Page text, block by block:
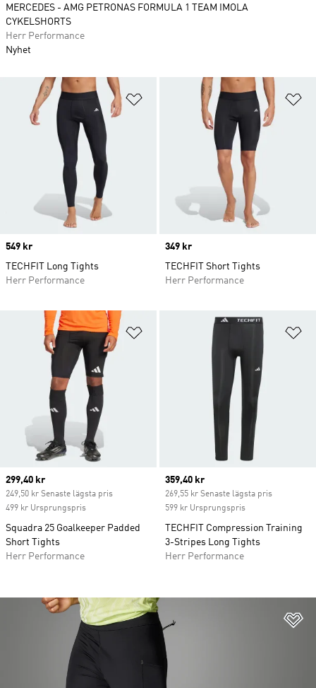
Lägg till på önskelistan
Price
549 kr
TECHFIT Long Tights
Herr Performance
Price
349 kr
TECHFIT Short Tights
Herr Performance
Lägg till på önskelistan
Current price
299,40 kr
249,50 kr Senaste lägsta pris
499 kr Ursprungspris
Squadra 25 Goalkeeper Padded
Short Tights
Herr Performance
Current price
359,40 kr
269,55 kr Senaste lägsta pris
599 kr Ursprungspris
TECHFIT Compression Training
3-Stripes Long Tights
Herr Performance
MERCEDES - AMG PETRONAS FORMULA 1 TEAM IMOLA
CYKELSHORTS
Herr Performance
Nyhet